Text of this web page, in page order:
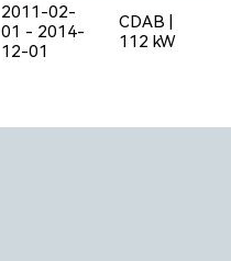
2011-02-
01 - 2014-
12-01
CDAB |
112 kW